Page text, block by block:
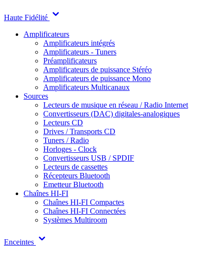
Haute Fidélité
Amplificateurs
Amplificateurs intégrés
Amplificateurs - Tuners
Préamplificateurs
Amplificateurs de puissance Stéréo
Amplificateurs de puissance Mono
Amplificateurs Multicanaux
Sources
Lecteurs de musique en réseau / Radio Internet
Convertisseurs (DAC) digitales-analogiques
Lecteurs CD
Drives / Transports CD
Tuners / Radio
Horloges - Clock
Convertisseurs USB / SPDIF
Lecteurs de cassettes
Récepteurs Bluetooth
Emetteur Bluetooth
Chaînes HI-FI
Chaînes HI-FI Compactes
Chaînes HI-FI Connectées
Systèmes Multiroom
Enceintes